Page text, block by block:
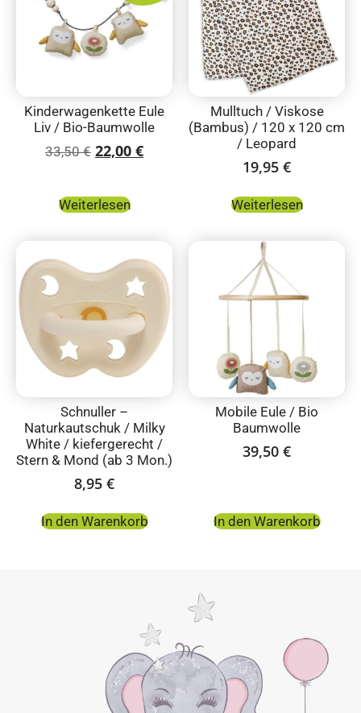
Kinderwagenkette Eule
Liv / Bio-Baumwolle
33,50€ 22,00 €
Weiterlesen
Mulltuch / Viskose
(Bambus) / 120 x 120 cm
/ Leopard
19,95 €
Weiterlesen
Schnuller –
Naturkautschuk / Milky
White / kiefergerecht /
Stern & Mond (ab 3 Mon.)
8,95 €
In den Warenkorb
Mobile Eule / Bio
Baumwolle
39,50 €
In den Warenkorb